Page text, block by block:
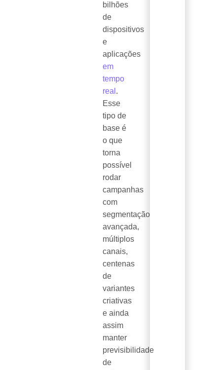
bilhões
de
dispositivos
e
aplicações
em
tempo
real .
Esse
tipo de
base é
o que
torna
possível
rodar
campanhas
com
segmentação
avançada,
múltiplos
canais,
centenas
de
variantes
criativas
e ainda
assim
manter
previsibilidade
de